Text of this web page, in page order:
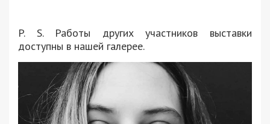
P. S. Работы других участников выставки
доступны в нашей галерее.